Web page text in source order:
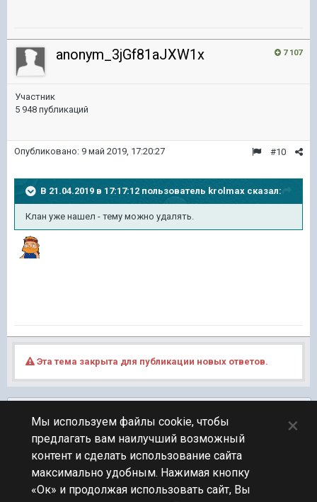
7 107
anonym_3jGf81aJXW1x
Участник
5 948 публикаций
#10
Опубликовано: 9 май 2019, 17:20:27
В 21.04.2019 в 17:17:12 пользователь krolmax сказал:
Клан уже нашел - тему можно удалять.
Эта тема закрыта для публикации новых ответов.
ПЕРЕЙТИ К СПИСКУ ТЕМ
Клановый
Мы используем файлы cookie, чтобы
предлагать вам наилучший возможный
контент и сделать использование сайта
максимально удобным. Нажимая кнопку
«Ок» и продолжая использовать сайт, Вы
×